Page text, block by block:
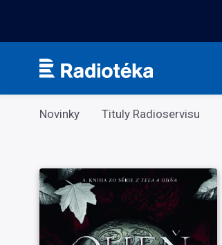
Kategorie
Novinky Tituly Radioservisu